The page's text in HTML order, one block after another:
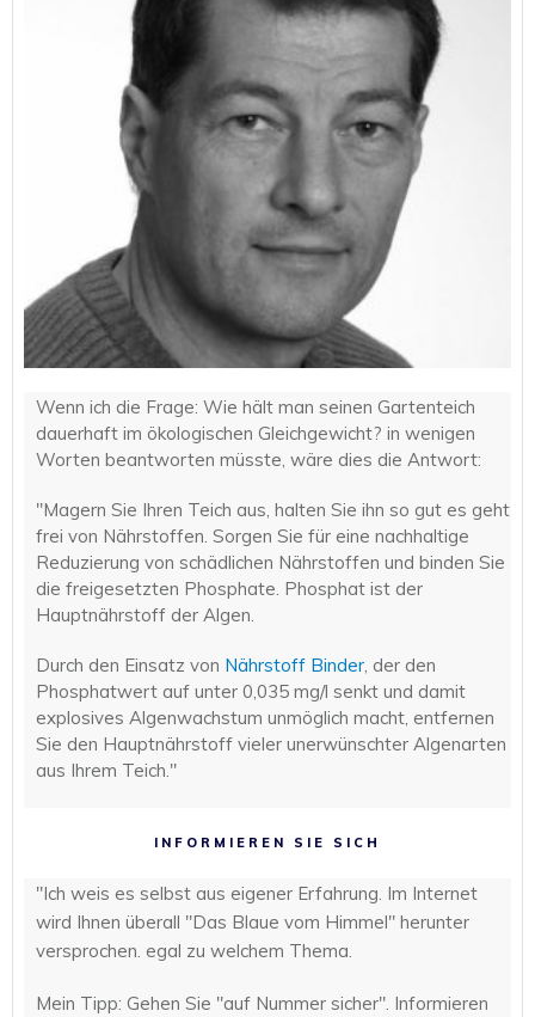
Wenn ich die Frage: Wie hält man seinen Gartenteich
dauerhaft im ökologischen Gleichgewicht? in wenigen
Worten beantworten müsste, wäre dies die Antwort:
"Magern Sie Ihren Teich aus, halten Sie ihn so gut es geht
frei von Nährstoffen. Sorgen Sie für eine nachhaltige
Reduzierung von schädlichen Nährstoffen und binden Sie
die freigesetzten Phosphate. Phosphat ist der
Hauptnährstoff der Algen.
Durch den Einsatz von Nährstoff Binder, der den
Phosphatwert auf unter 0,035 mg/l senkt und damit
explosives Algenwachstum unmöglich macht, entfernen
Sie den Hauptnährstoff vieler unerwünschter Algenarten
aus Ihrem Teich."
INFORMIEREN SIE SICH
"Ich weis es selbst aus eigener Erfahrung. Im Internet
wird Ihnen überall "Das Blaue vom Himmel" herunter
versprochen. egal zu welchem Thema.
Mein Tipp: Gehen Sie "auf Nummer sicher". Informieren